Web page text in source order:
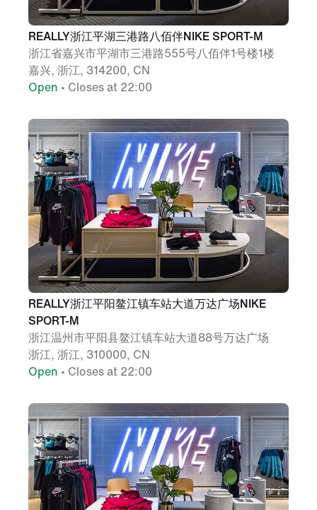
REALLY浙江平湖三港路八佰伴NIKE SPORT-M
浙江省嘉兴市平湖市三港路555号八佰伴1号楼1楼
嘉兴, 浙江, 314200, CN
Open • Closes at 22:00
REALLY浙江平阳鳌江镇车站大道万达广场NIKE
SPORT-M
浙江温州市平阳县鳌江镇车站大道88号万达广场
浙江, 浙江, 310000, CN
Open • Closes at 22:00